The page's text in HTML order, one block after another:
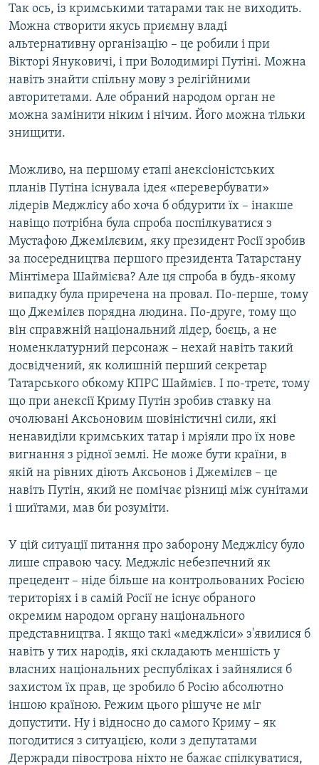
Так ось, із кримськими татарами так не виходить.
Можна створити якусь приємну владі
альтернативну організацію – це робили і при
Вікторі Януковичі, і при Володимирі Путіні. Можна
навіть знайти спільну мову з релігійними
авторитетами. Але обраний народом орган не
можна замінити ніким і нічим. Його можна тільки
знищити.
Можливо, на першому етапі анексіоністських
планів Путіна існувала ідея «перевербувати»
лідерів Меджлісу або хоча б обдурити їх – інакше
навіщо потрібна була спроба поспілкуватися з
Мустафою Джемілєвим, яку президент Росії зробив
за посередництва першого президента Татарстану
Мінтімера Шаймієва? Але ця спроба в будь-якому
випадку була приречена на провал. По-перше, тому
що Джемілєв порядна людина. По-друге, тому що
він справжній національний лідер, боєць, а не
номенклатурний персонаж – нехай навіть такий
досвідчений, як колишній перший секретар
Татарського обкому КПРС Шаймієв. І по-третє, тому
що при анексії Криму Путін зробив ставку на
очолювані Аксьоновим шовіністичні сили, які
ненавиділи кримських татар і мріяли про їх нове
вигнання з рідної землі. Не може бути країни, в
якій на рівних діють Аксьонов і Джемілєв – це
навіть Путін, який не помічає різниці між сунітами
і шиїтами, мав би розуміти.
У цій ситуації питання про заборону Меджлісу було
лише справою часу. Меджліс небезпечний як
прецедент – ніде більше на контрольованих Росією
територіях і в самій Росії не існує обраного
окремим народом органу національного
представництва. І якщо такі «меджліси» з'явилися б
навіть у тих народів, які складають меншість у
власних національних республіках і зайнялися б
захистом їх прав, це зробило б Росію абсолютно
іншою країною. Режим цього рішуче не міг
допустити. Ну і відносно до самого Криму – як
погодитися з ситуацією, коли з депутатами
Держради півострова ніхто не бажає спілкуватися,